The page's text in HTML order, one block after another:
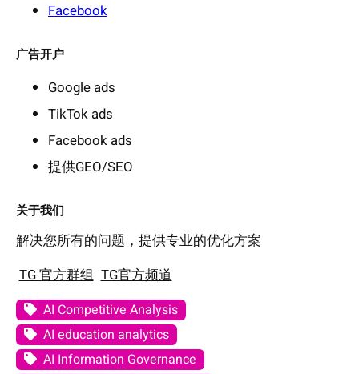
Facebook
广告开户
Google ads
TikTok ads
Facebook ads
提供GEO/SEO
关于我们
解决您所有的问题，提供专业的优化方案
TG 官方群组 TG官方频道
AI Competitive Analysis
AI education analytics
AI Information Governance